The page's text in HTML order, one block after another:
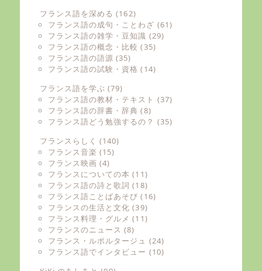
フランス語を深める (162)
フランス語の成句・ことわざ (61)
フランス語の雑学・豆知識 (29)
フランス語の概念・比較 (35)
フランス語の語源 (35)
フランス語の試験・資格 (14)
フランス語を学ぶ (79)
フランス語の教材・テキスト (37)
フランス語の辞書・辞典 (8)
フランス語どう勉強するの？ (35)
フランスらしく (140)
フランス音楽 (15)
フランス映画 (4)
フランスについての本 (11)
フランス語の詩と歌詞 (18)
フランス語ことばあそび (16)
フランスの生活と文化 (39)
フランス料理・グルメ (11)
フランスのニュース (8)
フランス・ルポルタージュ (24)
フランス語でインタビュー (10)